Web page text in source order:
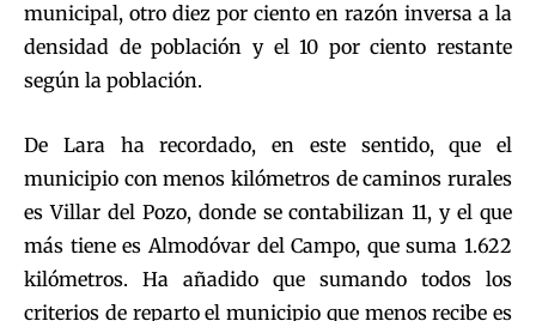
municipal, otro diez por ciento en razón inversa a la
densidad de población y el 10 por ciento restante
según la población.
De Lara ha recordado, en este sentido, que el
municipio con menos kilómetros de caminos rurales
es Villar del Pozo, donde se contabilizan 11, y el que
más tiene es Almodóvar del Campo, que suma 1.622
kilómetros. Ha añadido que sumando todos los
criterios de reparto el municipio que menos recibe es